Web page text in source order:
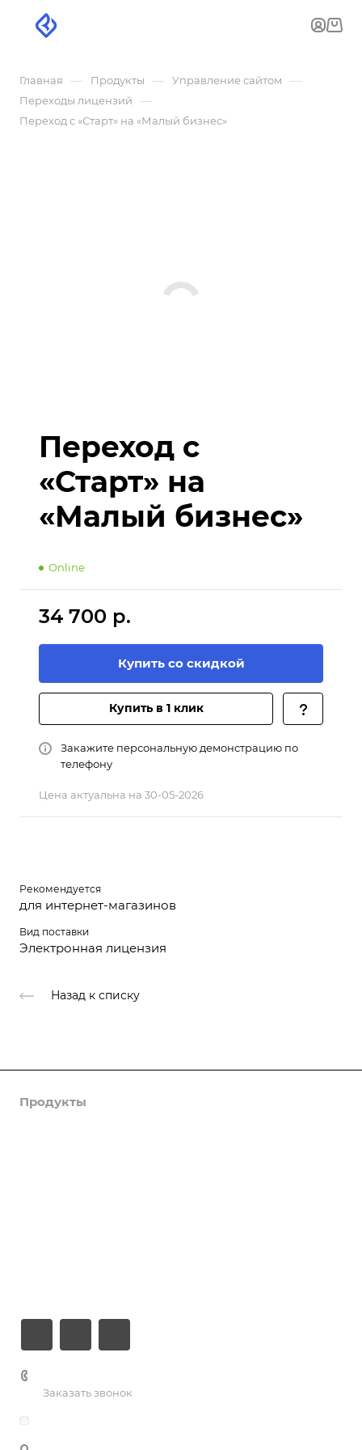
Главная — Продукты — Управление сайтом —
Переходы лицензий —
Переход с «Старт» на «Малый бизнес»
Переход с
«Старт» на
«Малый бизнес»
Online
34 700 р.
Купить со скидкой
Купить в 1 клик
Закажите персональную демонстрацию по
телефону
Цена актуальна на 30-05-2026
Рекомендуется
для интернет-магазинов
Вид поставки
Электронная лицензия
Назад к списку
Продукты
Заказать звонок